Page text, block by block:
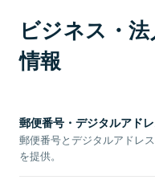
ビジネス・
情報
郵便番号・デジタルアド
郵便番号とデジタルアドレ
を提供。